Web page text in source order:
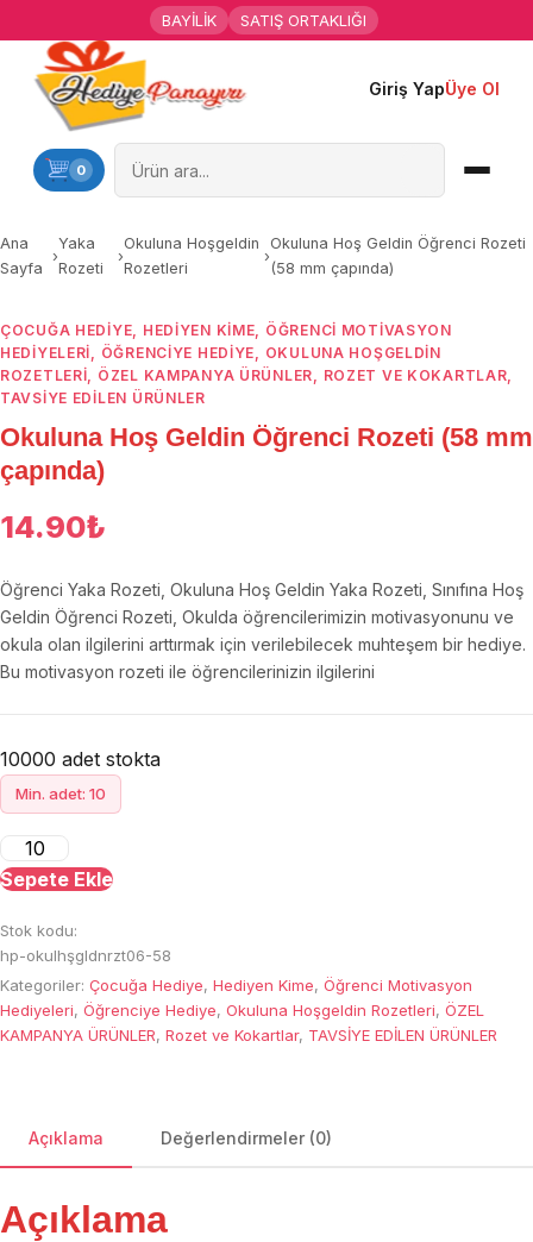
BAYİLİK SATIŞ ORTAKLIĞI
Giriş YapÜye Ol
0
Ana Sayfa
Kişiye Özel Hediyeler
Mesleklere Özel Hediyeler
Özel Günler
Öğrenci Motivasyon Hediyeleri
Yaka Rozeti
Farklı Hediyeler
Ana
Sayfa
›
Yaka
Rozeti
›
Okuluna Hoşgeldin
Rozetleri
›
Okuluna Hoş Geldin Öğrenci Rozeti
(58 mm çapında)
ÇOCUĞA HEDIYE, HEDIYEN KIME, ÖĞRENCI MOTIVASYON
HEDIYELERI, ÖĞRENCIYE HEDIYE, OKULUNA HOŞGELDIN
ROZETLERI, ÖZEL KAMPANYA ÜRÜNLER, ROZET VE KOKARTLAR,
TAVSİYE EDİLEN ÜRÜNLER
Okuluna Hoş Geldin Öğrenci Rozeti (58 mm
çapında)
14.90₺
Öğrenci Yaka Rozeti, Okuluna Hoş Geldin Yaka Rozeti, Sınıfına Hoş
Geldin Öğrenci Rozeti, Okulda öğrencilerimizin motivasyonunu ve
okula olan ilgilerini arttırmak için verilebilecek muhteşem bir hediye.
Bu motivasyon rozeti ile öğrencilerinizin ilgilerini
10000 adet stokta
Min. adet: 10
Okuluna
Hoş
Öğrenci
Rozeti
(58
mm
Sepete Ekle
Stok kodu:
hp-okulhşgldnrzt06-58
Kategoriler: Çocuğa Hediye, Hediyen Kime, Öğrenci Motivasyon
Hediyeleri, Öğrenciye Hediye, Okuluna Hoşgeldin Rozetleri, ÖZEL
KAMPANYA ÜRÜNLER, Rozet ve Kokartlar, TAVSİYE EDİLEN ÜRÜNLER
Açıklama Değerlendirmeler (0)
Açıklama